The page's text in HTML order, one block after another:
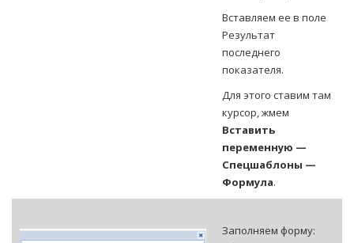
Вставляем ее в поле
Результат
последнего
показателя.
Для этого ставим там
курсор, жмем
Вставить
переменную —
Спецшаблоны —
Формула.
Заполняем форму: